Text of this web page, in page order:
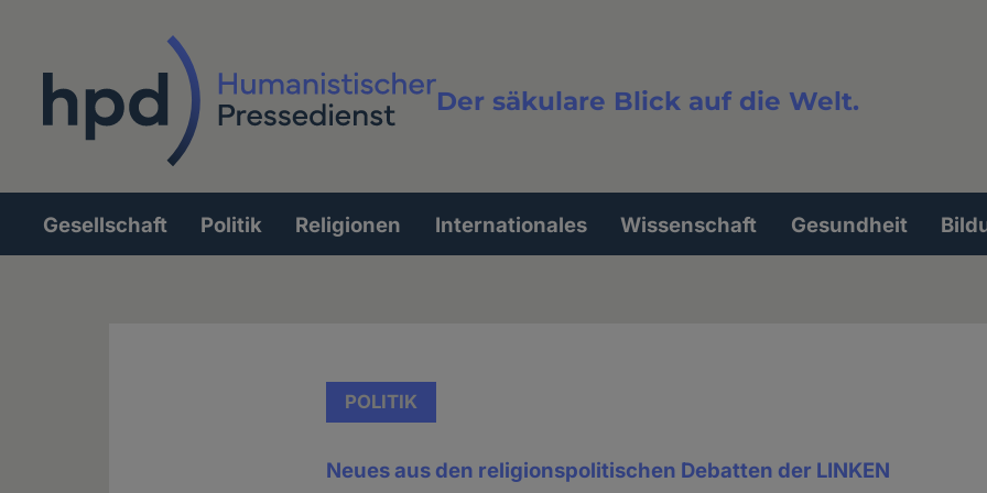
Der säkulare Blick auf die Welt.
Volltextsuche
Hauptnavigation
Gesellschaft Politik Religionen Internationales Wissenschaft Gesundheit
POLITIK
Neues aus den religionspolitischen Debatten der LINKEN